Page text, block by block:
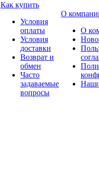
Как купить
Условия
оплаты
Условия
доставки
Возврат и
обмен
Часто
задаваемые
вопросы
О
О